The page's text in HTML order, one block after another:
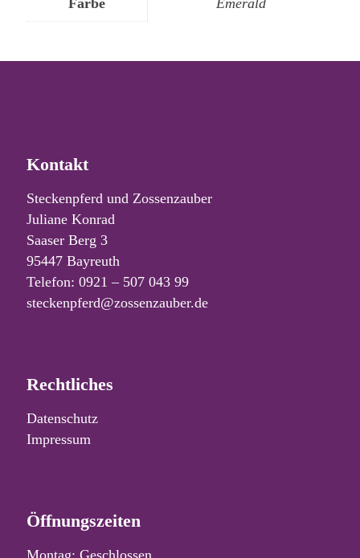
Farbe
Emerald
Kontakt
Steckenpferd und Zossenzauber
Juliane Konrad
Saaser Berg 3
95447 Bayreuth
Telefon: 0921 – 507 043 99
steckenpferd@zossenzauber.de
Rechtliches
Datenschutz
Impressum
Öffnungszeiten